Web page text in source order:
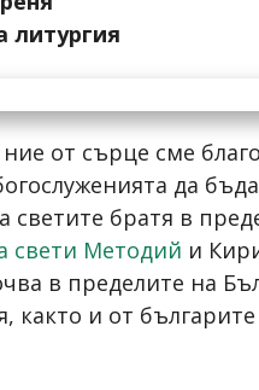
литургия
от сърце сме
да
братя в
свети Методий и
в пределите на
и от